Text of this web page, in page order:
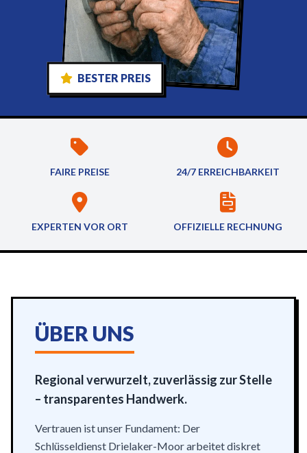
BESTER PREIS
FAIRE PREISE 24/7 ERREICHBARKEIT
EXPERTEN VOR ORT OFFIZIELLE RECHNUNG
ÜBER UNS
Regional verwurzelt, zuverlässig zur Stelle
– transparentes Handwerk.
Vertrauen ist unser Fundament: Der
Schlüsseldienst Drielaker-Moor arbeitet diskret